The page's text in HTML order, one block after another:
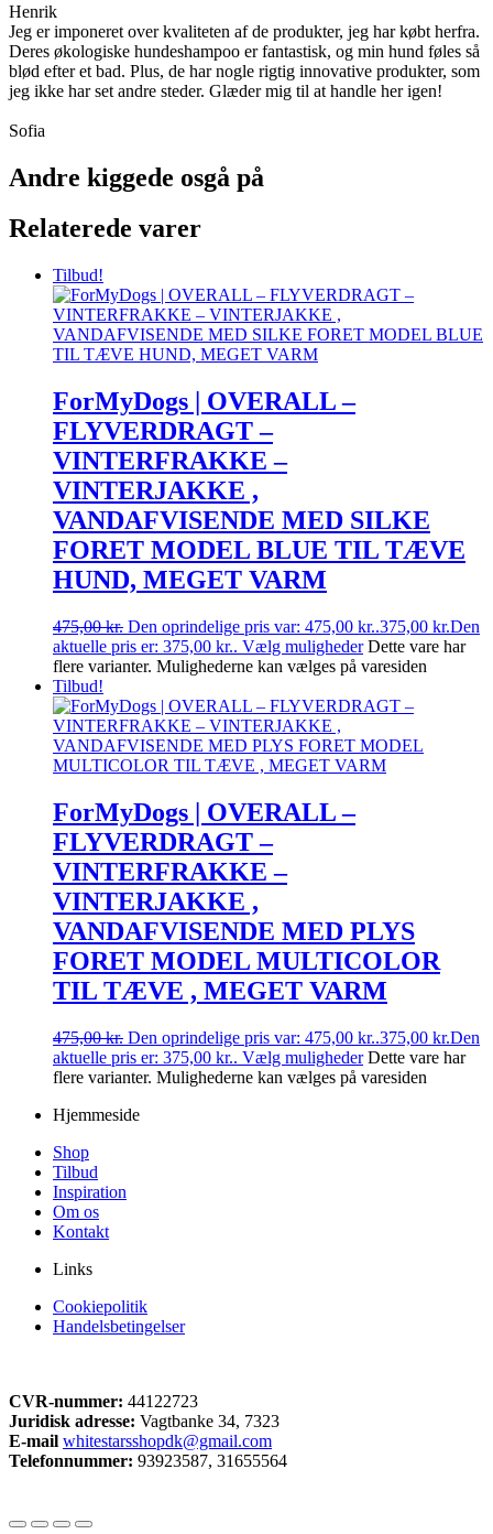
Henrik
Jeg er imponeret over kvaliteten af de produkter, jeg har købt herfra.
Deres økologiske hundeshampoo er fantastisk, og min hund føles så
blød efter et bad. Plus, de har nogle rigtig innovative produkter, som
jeg ikke har set andre steder. Glæder mig til at handle her igen!
Sofia
Andre kiggede osgå på
Relaterede varer
Tilbud!
ForMyDogs | OVERALL –
FLYVERDRAGT –
VINTERFRAKKE –
VINTERJAKKE ,
VANDAFVISENDE MED SILKE
FORET MODEL BLUE TIL TÆVE
HUND, MEGET VARM
475,00kr. Den oprindelige pris var: 475,00 kr..375,00 kr.Den
aktuelle pris er: 375,00 kr.. Vælg muligheder Dette vare har
flere varianter. Mulighederne kan vælges på varesiden
Tilbud!
ForMyDogs | OVERALL –
FLYVERDRAGT –
VINTERFRAKKE –
VINTERJAKKE ,
VANDAFVISENDE MED PLYS
FORET MODEL MULTICOLOR
TIL TÆVE , MEGET VARM
475,00kr. Den oprindelige pris var: 475,00 kr..375,00 kr.Den
aktuelle pris er: 375,00 kr.. Vælg muligheder Dette vare har
flere varianter. Mulighederne kan vælges på varesiden
Hjemmeside
Shop
Tilbud
Inspiration
Om os
Kontakt
Links
Cookiepolitik
Handelsbetingelser
CVR-nummer: 44122723
Juridisk adresse: Vagtbanke 34, 7323
E-mail whitestarsshopdk@gmail.com
Telefonnummer: 93923587, 31655564